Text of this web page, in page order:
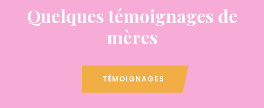
Quelques témoignages de
mères
TÉMOIGNAGES